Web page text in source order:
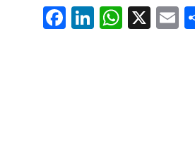
Fa
ce
Li
nk
W
ha
X E
m